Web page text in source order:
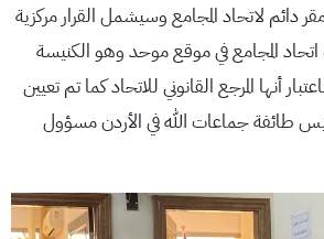
دائم لاتحاد المجامع وسيشمل القرار مركزية
اتحاد المجامع في موقع موحد وهو الكنيسة
أنها المرجع القانوني للاتحاد كما تم تعيين
طائفة جماعات الله في الأردن مسؤول